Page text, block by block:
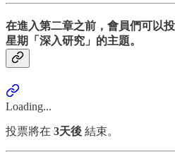
在進入第二章之前，會員們可以
星期「深入研究」的主題。
Loading...
投票將在 3天後 結束。